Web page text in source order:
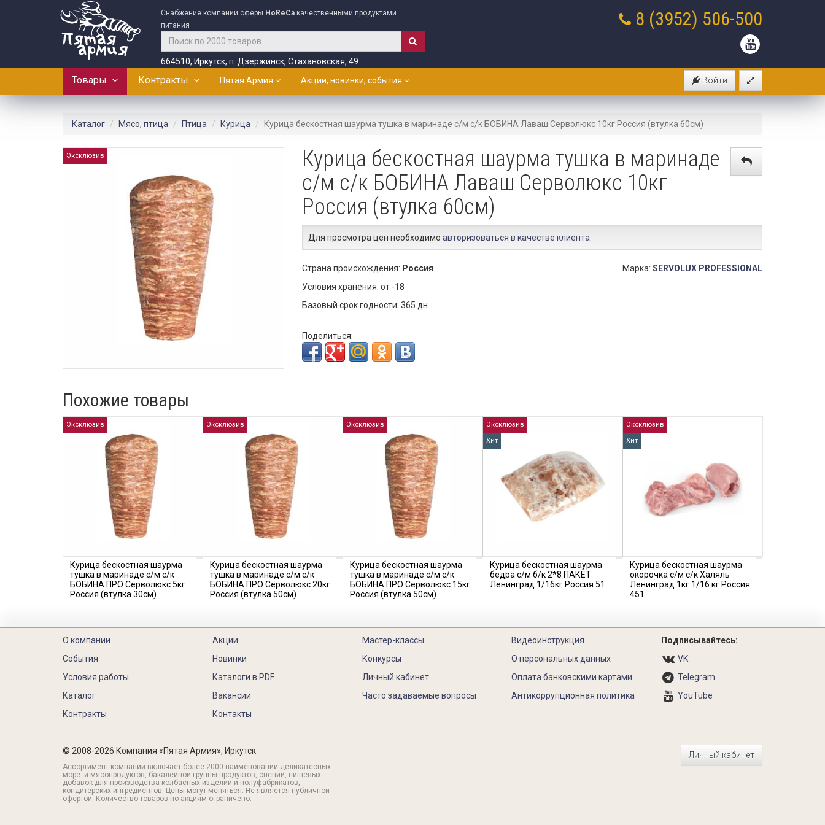
Снабжение компаний сферы HoReCa качественными продуктами
питания
664510, Иркутск, п. Дзержинск, Стахановская, 49
8 (3952) 506-500
Войти
Товары Контракты Пятая Армия Акции, новинки, события
Каталог Мясо, птица Птица Курица Курица бескостная шаурма тушка в маринаде с/м с/к БОБИНА Лаваш Серволюкс 10кг Россия (втулка 60см)
Эксклюзив
Курица бескостная шаурма тушка в маринаде
с/м с/к БОБИНА Лаваш Серволюкс 10кг
Россия (втулка 60см)
Для просмотра цен необходимо авторизоваться в качестве клиента
Страна происхождения: Россия
Условия хранения: от -18
Базовый срок годности: 365 дн.
Марка: SERVOLUX PROFESSIONAL
Поделиться:
Похожие товары
Эксклюзив
Курица бескостная шаурма
тушка в маринаде с/м с/к
БОБИНА ПРО Серволюкс 5кг
Россия (втулка 30см)
Эксклюзив
Курица бескостная шаурма
тушка в маринаде с/м с/к
БОБИНА ПРО Серволюкс 20кг
Россия (втулка 50см)
Эксклюзив
Курица бескостная шаурма
тушка в маринаде с/м с/к
БОБИНА ПРО Серволюкс 15кг
Россия (втулка 50см)
Эксклюзив
Хит
Курица бескостная шаурма
бедра с/м б/к 2*8 ПАКЕТ
Ленинград 1/16кг Россия 51
Эксклюзив
Хит
Курица бескостная шаурма
окорочка с/м с/к Халяль
Ленинград 1кг 1/16 кг Россия
451
О компании
События
Условия работы
Каталог
Контракты
Акции
Новинки
Каталоги в PDF
Вакансии
Контакты
Мастер-классы
Конкурсы
Личный кабинет
Часто задаваемые вопросы
Видеоинструкция
О персональных данных
Оплата банковскими картами
Антикоррупционная политика
Подписывайтесь:
VK
Telegram
YouTube
© 2008-2026 Компания «Пятая Армия», Иркутск
Ассортимент компании включает более 2000 наименований деликатесных
море- и мясопродуктов, бакалейной группы продуктов, специй, пищевых
добавок для производства колбасных изделий и полуфабрикатов,
кондитерских ингредиентов. Цены могут меняться. Не является публичной
офертой. Количество товаров по акциям ограничено.
Личный кабинет